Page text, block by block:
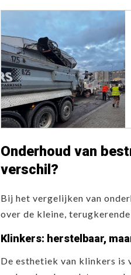
Onderhoud van
verschil?
Bij het vergelijken van
over de kleine,
Klinkers: herstelbaar,
De esthetiek van klinkers is